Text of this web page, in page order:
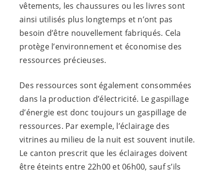
vêtements, les chaussures ou les livres sont
ainsi utilisés plus longtemps et n’ont pas
besoin d’être nouvellement fabriqués. Cela
protège l’environnement et économise des
ressources précieuses.
Des ressources sont également consommées
dans la production d’électricité. Le gaspillage
d’énergie est donc toujours un gaspillage de
ressources. Par exemple, l’éclairage des
vitrines au milieu de la nuit est souvent inutile.
Le canton prescrit que les éclairages doivent
être éteints entre 22h00 et 06h00, sauf s’ils